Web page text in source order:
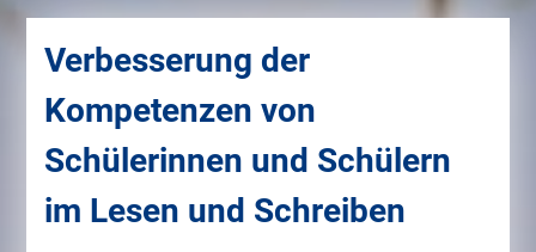
Verbesserung der
Kompetenzen von
Schülerinnen und Schülern
im Lesen und Schreiben